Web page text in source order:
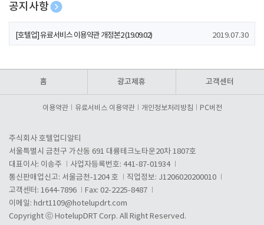
공지사항
[호텔업] 개인정보 처리방침 개정본1 (19.09.02)
[호텔업] 유료서비스 이용약관 개정본2 (19.09.02) 2019.07.30
홈 광고제휴 고객센터
이용약관 유료서비스 이용약관 개인정보처리방침 PC버전
주식회사 호텔업디알티
서울특별시 금천구 가산동 691 대륭테크노타운20차 1807호
대표이사: 이송주
사업자등록번호: 441-87-01934
통신판매업신고: 서울금천-1204 호
직업정보: J1206020200010
고객센터: 1644-7896
Fax: 02-2225-8487
이메일: hdrt1109@hotelupdrt.com
Copyright ⓒ HotelupDRT Corp. All Right Reserved.